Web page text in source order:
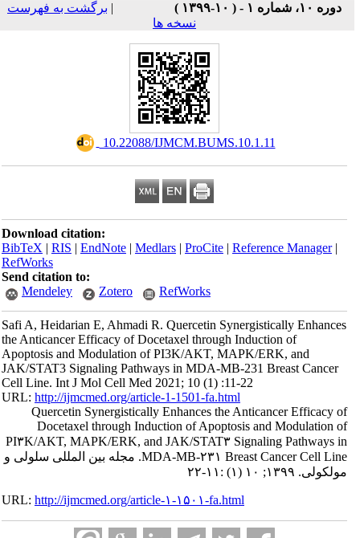
دوره ۱۰، شماره ۱ - ( ۱۰-۱۳۹۹ )
برگشت به فهرست
نسخه ها
‎ 10.22088/IJMCM.BUMS.10.1.11
Download citation:
BibTeX|RIS|EndNote|Medlars|ProCite|Reference Manager
RefWorks
Send citation to:
Mendeley
Zotero RefWorks
Safi A, Heidarian E, Ahmadi R. Quercetin Synergistically Enhances
the Anticancer Efficacy of Docetaxel through Induction of
Apoptosis and Modulation of PI3K/AKT, MAPK/ERK, and
JAK/STAT3 Signaling Pathways in MDA-MB-231 Breast Cancer
Cell Line. Int J Mol Cell Med 2021; 10 (1) :11-22
URL:http://ijmcmed.org/article-1-1501-fa.html
Quercetin Synergistically Enhances the Anticancer Efficacy of
Docetaxel through Induction of Apoptosis and Modulation of
PI۳K/AKT, MAPK/ERK, and JAK/STAT۳ Signaling Pathways in
MDA-MB-۲۳۱ Breast Cancer Cell Line. مجله بین المللی سلولی و
مولکولی. ۱۳۹۹; ۱۰ (۱) :۱۱-۲۲
URL:http://ijmcmed.org/article-۱-۱۵۰۱-fa.html